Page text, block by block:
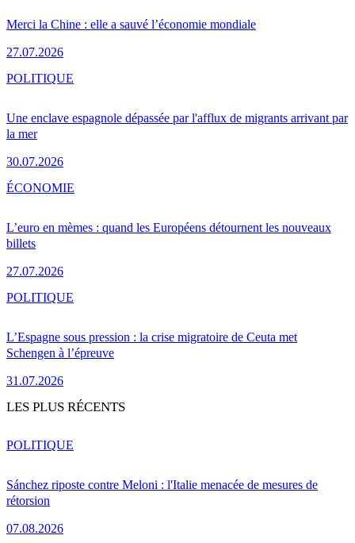
Merci la Chine : elle a sauvé l’économie mondiale
27.07.2026
Une enclave espagnole dépassée par l'afflux de migrants arrivant par
la mer
30.07.2026
POLITIQUE
L’euro en mèmes : quand les Européens détournent les nouveaux
billets
27.07.2026
ÉCONOMIE
L’Espagne sous pression : la crise migratoire de Ceuta met
Schengen à l’épreuve
31.07.2026
POLITIQUE
LES PLUS RÉCENTS
Sánchez riposte contre Meloni : l'Italie menacée de mesures de
rétorsion
07.08.2026
POLITIQUE